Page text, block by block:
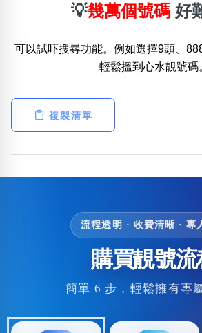
💡幾萬個號碼 好
可以試吓搜尋功能。例如選擇9頭、
輕鬆搵到心水靚號碼
複製清單
流程透明 · 收費清晰 · 專
購買靚號流
簡單 6 步，輕鬆擁有專